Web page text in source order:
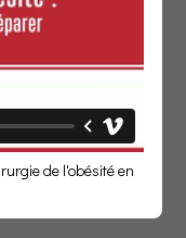
de l'obésité en